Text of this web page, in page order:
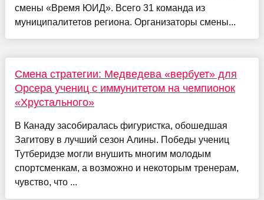
смены «Время ЮИД». Всего 31 команда из
муниципалитетов региона. Организаторы смены...
Смена стратегии: Медведева «вербует» для
Орсера учениц с иммунитетом на чемпионок
«Хрустального»
В Канаду засобиралась фигуристка, обошедшая
Загитову в лучший сезон Алины. Победы учениц
Тутберидзе могли внушить многим молодым
спортсменкам, а возможно и некоторым тренерам,
чувство, что ...